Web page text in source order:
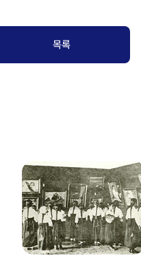
목록